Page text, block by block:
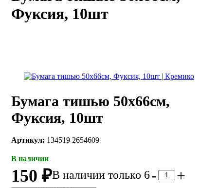
Мастер-
106
256-54-
Фуксия, 10шт
Бумага тишью 50х66см,
Фуксия, 10шт
Артикул: 134519 2654609
В наличии
150 ₽В наличии только 6- +